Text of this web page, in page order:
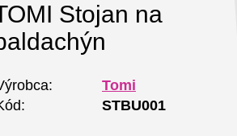
Stojan na
Tomi
STBU001